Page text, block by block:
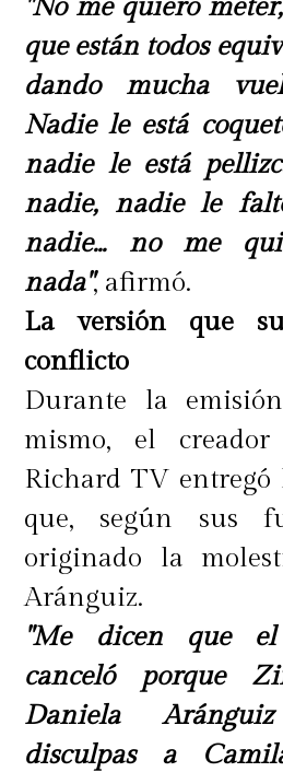
"No me quiero
que están todos
dando mucha
Nadie le está
nadie le está
nadie, nadie le
nadie... no me
nada", afirmó.
La versión que
conflicto
Durante la
mismo, el
Richard TV
que, según sus
originado la
Aránguiz.
"Me dicen que el
canceló porque
Daniela
disculpas a